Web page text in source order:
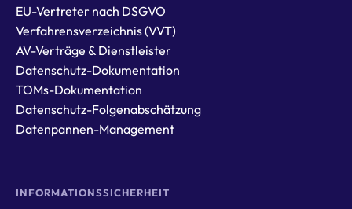
EU-Vertreter nach DSGVO
Verfahrensverzeichnis (VVT)
AV-Verträge & Dienstleister
Datenschutz-Dokumentation
TOMs-Dokumentation
Datenschutz-Folgenabschätzung
Datenpannen-Management
INFORMATIONSSICHERHEIT